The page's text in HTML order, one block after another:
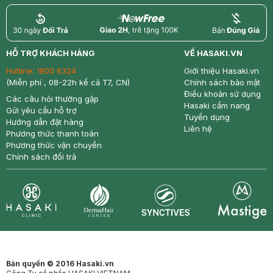
return nowfree price
HỖ TRỢ KHÁCH HÀNG
Hotline: 1800 6324
(Miễn phí , 08-22h kể cả T7, CN)
Các câu hỏi thường gặp
Gửi yêu cầu hỗ trợ
Hướng dẫn đặt hàng
Phương thức thanh toán
Phương thức vận chuyển
Chính sách đổi trả
VỀ HASAKI.VN
Giới thiệu Hasaki.vn
Chính sách bảo mật
Điều khoản sử dụng
Hasaki cẩm nang
Tuyển dụng
Liên hệ
Bản quyền © 2016 Hasaki.vn